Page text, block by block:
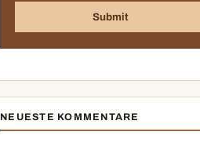
NEUESTE KOMMENTARE